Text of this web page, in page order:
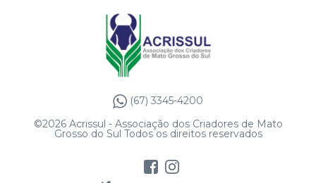
(67) 3345-4200
©2026 Acrissul - Associação dos Criadores de Mato
Grosso do Sul Todos os direitos reservados